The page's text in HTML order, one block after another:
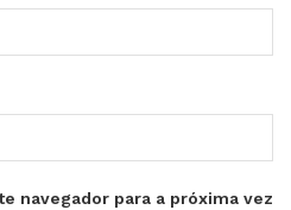
navegador para a próxima vez